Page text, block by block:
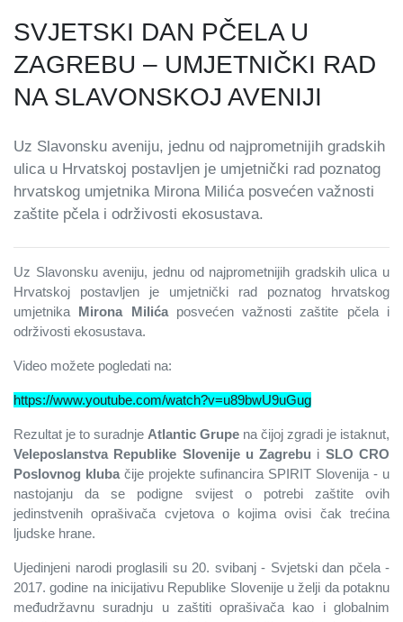
SVJETSKI DAN PČELA U
ZAGREBU – UMJETNIČKI RAD
NA SLAVONSKOJ AVENIJI
Uz Slavonsku aveniju, jednu od najprometnijih gradskih
ulica u Hrvatskoj postavljen je umjetnički rad poznatog
hrvatskog umjetnika Mirona Milića posvećen važnosti
zaštite pčela i održivosti ekosustava.
Uz Slavonsku aveniju, jednu od najprometnijih gradskih ulica u
Hrvatskoj postavljen je umjetnički rad poznatog hrvatskog
umjetnika Mirona Milićaposvećen važnosti zaštite pčela i
održivosti ekosustava.
Video možete pogledati na:
https://www.youtube.com/watch?v=u89bwU9uGug
Rezultat je to suradnje Atlantic Grupe na čijoj zgradi je istaknut,
Veleposlanstva Republike Slovenije u Zagrebu i SLO CRO
Poslovnog kluba čije projekte sufinancira SPIRIT Slovenija - u
nastojanju da se podigne svijest o potrebi zaštite ovih
jedinstvenih oprašivača cvjetova o kojima ovisi čak trećina
ljudske hrane.
Ujedinjeni narodi proglasili su 20. svibanj - Svjetski dan pčela -
2017. godine na inicijativu Republike Slovenije u želji da potaknu
međudržavnu suradnju u zaštiti oprašivača kao i globalnim